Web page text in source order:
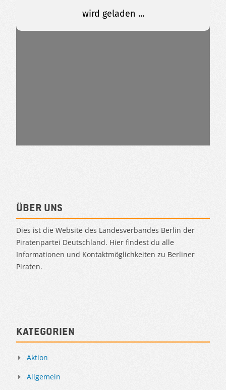
Über uns
Dies ist die Website des Landesverbandes Berlin der
Piratenpartei Deutschland. Hier findest du alle
Informationen und Kontaktmöglichkeiten zu Berliner
Piraten.
Kategorien
Aktion
Allgemein